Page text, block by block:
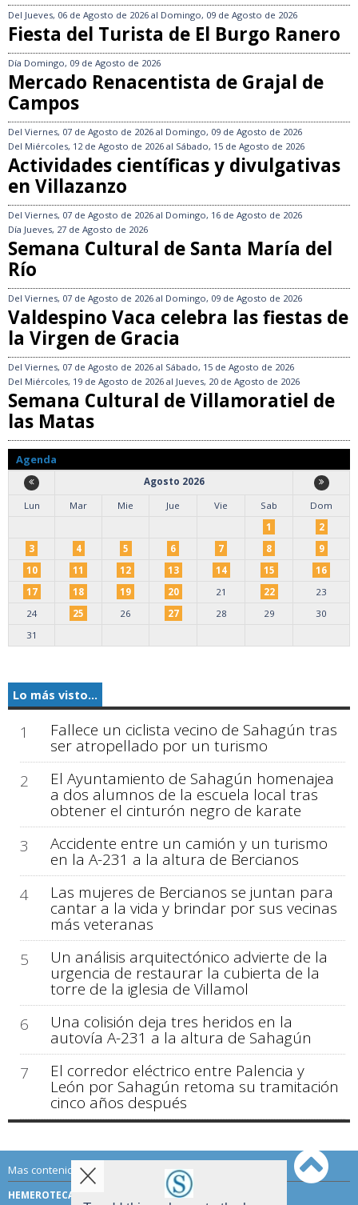
Del Jueves, 06 de Agosto de 2026 al Domingo, 09 de Agosto de 2026
Fiesta del Turista de El Burgo Ranero
Día Domingo, 09 de Agosto de 2026
Mercado Renacentista de Grajal de
Campos
Del Viernes, 07 de Agosto de 2026 al Domingo, 09 de Agosto de 2026
Del Miércoles, 12 de Agosto de 2026 al Sábado, 15 de Agosto de 2026
Actividades científicas y divulgativas
en Villazanzo
Del Viernes, 07 de Agosto de 2026 al Domingo, 16 de Agosto de 2026
Día Jueves, 27 de Agosto de 2026
Semana Cultural de Santa María del
Río
Del Viernes, 07 de Agosto de 2026 al Domingo, 09 de Agosto de 2026
Valdespino Vaca celebra las fiestas de
la Virgen de Gracia
Del Viernes, 07 de Agosto de 2026 al Sábado, 15 de Agosto de 2026
Del Miércoles, 19 de Agosto de 2026 al Jueves, 20 de Agosto de 2026
Semana Cultural de Villamoratiel de
las Matas
Agenda
Agosto 2026
Lun
Mar Mie Jue Vie Sab
Dom
1
2
3
4 5 6 7 8
9
10
11 12 13 14 15
16
17
18 19 20 21 22
23
24
25 26 27 28 29
30
31
Lo más visto...
1 Fallece un ciclista vecino de Sahagún tras
ser atropellado por un turismo
2
El Ayuntamiento de Sahagún homenajea
a dos alumnos de la escuela local tras
obtener el cinturón negro de karate
3
Accidente entre un camión y un turismo
en la A-231 a la altura de Bercianos
4
Las mujeres de Bercianos se juntan para
cantar a la vida y brindar por sus vecinas
más veteranas
5
Un análisis arquitectónico advierte de la
urgencia de restaurar la cubierta de la
torre de la iglesia de Villamol
6
Una colisión deja tres heridos en la
autovía A-231 a la altura de Sahagún
7
El corredor eléctrico entre Palencia y
León por Sahagún retoma su tramitación
cinco años después
Mas contenido de Sahagún Digital:
HEMEROTECA TÉRMINOS DE USO